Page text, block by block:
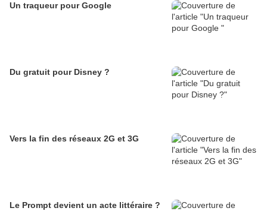
Un traqueur pour Google
Du gratuit pour Disney ?
Vers la fin des réseaux 2G et 3G
Le Prompt devient un acte littéraire ?